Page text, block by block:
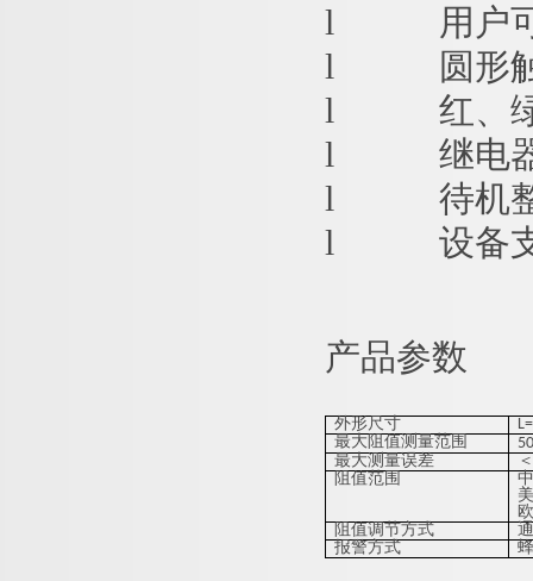
l 用户
l 圆形
l 红、
l 继电
l 待机
l 设备
产品参数
外形尺寸
最大阻值测量范围
5
最大测量误差
阻值范围
阻值调节方式
报警方式